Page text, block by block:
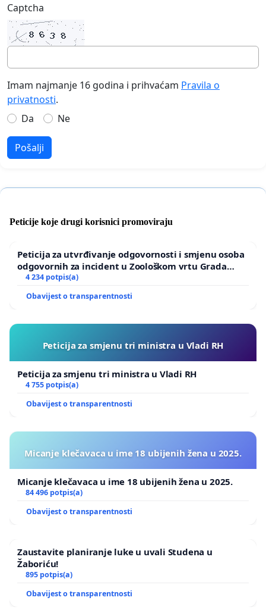
Captcha
Imam najmanje 16 godina i prihvaćam Pravila o
privatnosti.
Da
Ne
Pošalji
Peticije koje drugi korisnici promoviraju
Peticija za utvrđivanje odgovornosti i smjenu osoba
odgovornih za incident u Zoološkom vrtu Grada
Zagreba
4 234 potpis(a)
Obavijest o transparentnosti
Peticija za smjenu tri ministra u Vladi RH
Peticija za smjenu tri ministra u Vladi RH
4 755 potpis(a)
Obavijest o transparentnosti
Micanje klečavaca u ime 18 ubijenih žena u 2025.
Micanje klečavaca u ime 18 ubijenih žena u 2025.
84 496 potpis(a)
Obavijest o transparentnosti
Zaustavite planiranje luke u uvali Studena u
Žaboriću!
895 potpis(a)
Obavijest o transparentnosti